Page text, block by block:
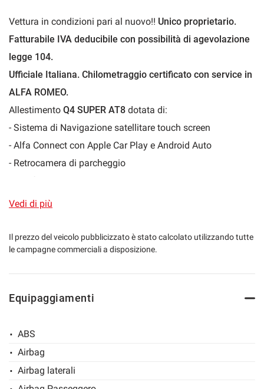
Vettura in condizioni pari al nuovo!! Unico proprietario.
Fatturabile IVA deducibile con possibilità di agevolazione
legge 104.
Ufficiale Italiana. Chilometraggio certificato con service in
ALFA ROMEO.
Allestimento Q4 SUPER AT8 dotata di:
- Sistema di Navigazione satellitare touch screen
- Alfa Connect con Apple Car Play e Android Auto
- Retrocamera di parcheggio
- Climatronic bi-zona
- Cambio automatico AT8 con paddles al volante
- Selettore Alfa DNA
- Keyless GO (apertura ed accensione senza chiave)
- Fari posteriori LED
- Portellone posteriore elettrico
- Cerchi in lega da 19" con gomme nuove appena montate
Vedi di più
Il prezzo del veicolo pubblicizzato è stato calcolato utilizzando tutte
le campagne commerciali a disposizione.
Equipaggiamenti
ABS
Airbag
Airbag laterali
le
tue
in
qualsiasi
Cookie per il miglioramento dell'esperienza utente
Leggi
la
cookie
policy